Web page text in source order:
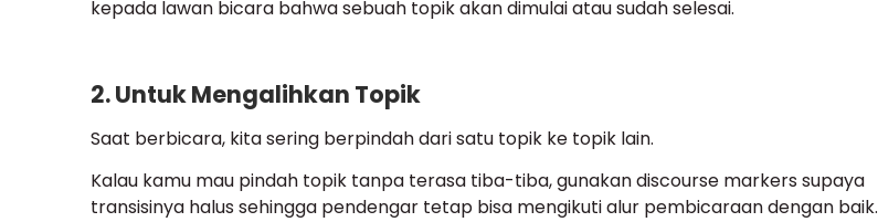
kepada lawan bicara bahwa sebuah topik akan dimulai atau sudah selesai.
2. Untuk Mengalihkan Topik
Saat berbicara, kita sering berpindah dari satu topik ke topik lain.
Kalau kamu mau pindah topik tanpa terasa tiba-tiba, gunakan discourse markers supaya
transisinya halus sehingga pendengar tetap bisa mengikuti alur pembicaraan dengan baik.